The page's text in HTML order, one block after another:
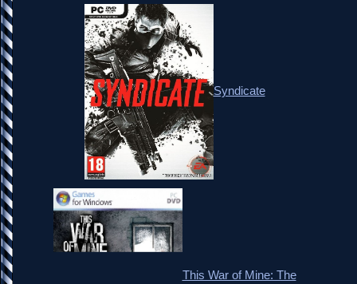
Syndicate
This War of Mine: The